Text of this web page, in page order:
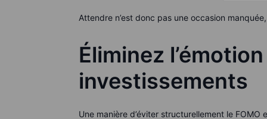
Attendre n’est donc pas une occasion
Éliminez
investissements
Une manière d’éviter structurellement le